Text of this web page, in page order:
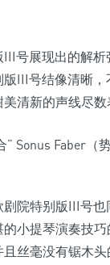
号展现出的解
III号结像清晰
清新的声线尽数
院特别版III号
的小提琴演奏技
丝毫没有锯木头